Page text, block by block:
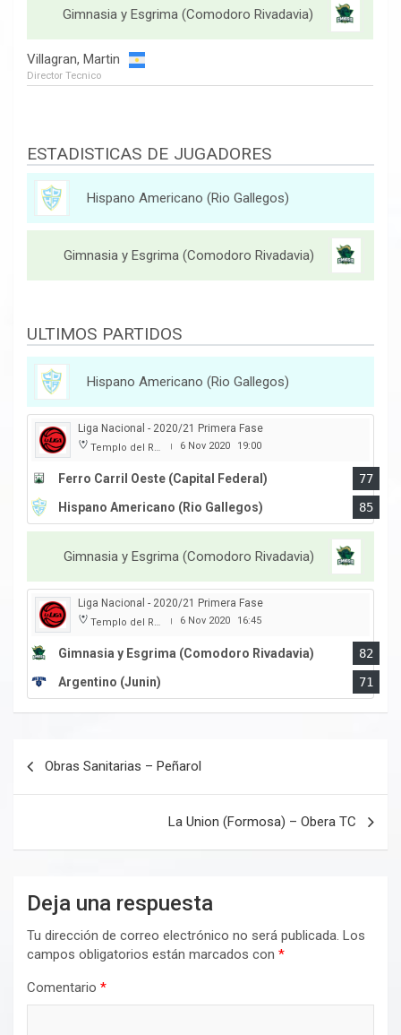
Gimnasia y Esgrima (Comodoro Rivadavia)
Villagran, Martin
Director Tecnico
ESTADISTICAS DE JUGADORES
Hispano Americano (Rio Gallegos)
Gimnasia y Esgrima (Comodoro Rivadavia)
ULTIMOS PARTIDOS
Hispano Americano (Rio Gallegos)
Liga Nacional - 2020/21 Primera Fase
Templo del Rock | 6 Nov 2020 19:00
Ferro Carril Oeste (Capital Federal)
77
Hispano Americano (Rio Gallegos)
85
Gimnasia y Esgrima (Comodoro Rivadavia)
Liga Nacional - 2020/21 Primera Fase
Templo del Rock | 6 Nov 2020 16:45
Gimnasia y Esgrima (Comodoro Rivadavia)
82
Argentino (Junin)
71
Obras Sanitarias – Peñarol
La Union (Formosa) – Obera TC
Deja una respuesta
Tu dirección de correo electrónico no será publicada. Los
campos obligatorios están marcados con *
Comentario *